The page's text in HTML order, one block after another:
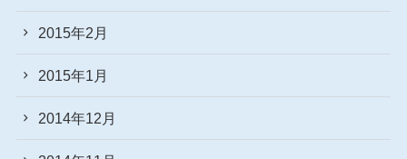
2015年2月
2015年1月
2014年12月